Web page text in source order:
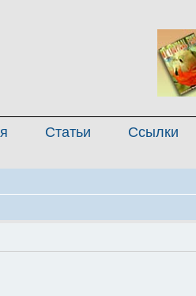
Статьи Ссылки